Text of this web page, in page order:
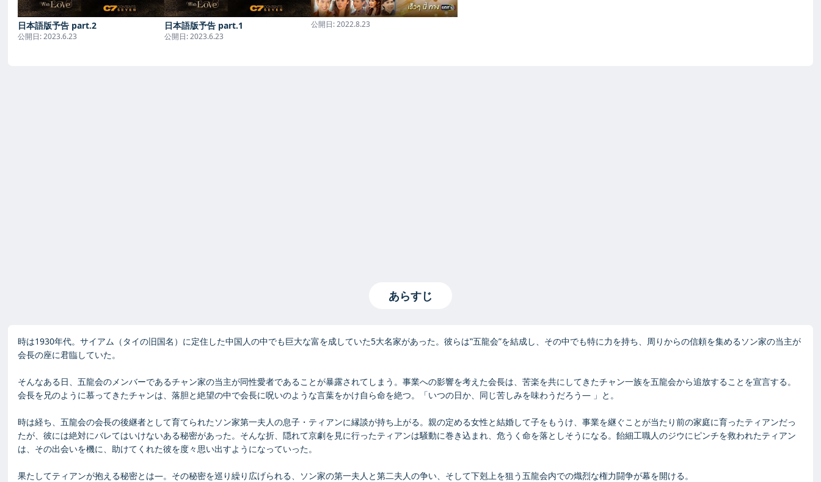
日本語版予告 part.2
公開日:2023.6.23
日本語版予告 part.1
公開日:2023.6.23
公開日:2022.8.23
あらすじ
時は1930年代。サイアム（タイの旧国名）に定住した中国人の中でも巨大な富を成していた5大名家があった。彼らは‟五龍会”を結成し、その中でも特に力を持ち、周りからの信頼を集めるソン家の当主が
会長の座に君臨していた。
そんなある日、五龍会のメンバーであるチャン家の当主が同性愛者であることが暴露されてしまう。事業への影響を考えた会長は、苦楽を共にしてきたチャン一族を五龍会から追放することを宣言する。
会長を兄のように慕ってきたチャンは、落胆と絶望の中で会長に呪いのような言葉をかけ自ら命を絶つ。「いつの日か、同じ苦しみを味わうだろう― 」と。
時は経ち、五龍会の会長の後継者として育てられたソン家第一夫人の息子・ティアンに縁談が持ち上がる。親の定める女性と結婚して子をもうけ、事業を継ぐことが当たり前の家庭に育ったティアンだっ
たが、彼には絶対にバレてはいけないある秘密があった。そんな折、隠れて京劇を見に行ったティアンは騒動に巻き込まれ、危うく命を落としそうになる。飴細工職人のジウにピンチを救われたティアン
は、その出会いを機に、助けてくれた彼を度々思い出すようになっていった。
果たしてティアンが抱える秘密とは―。その秘密を巡り繰り広げられる、ソン家の第一夫人と第二夫人の争い、そして下剋上を狙う五龍会内での熾烈な権力闘争が幕を開ける。